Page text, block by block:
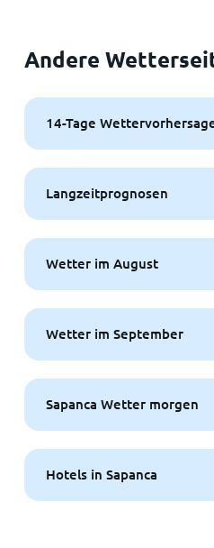
Andere
14-Tage
Langzeitprognosen
Wetter im August
Wetter im September
Sapanca Wetter morgen
Hotels in Sapanca